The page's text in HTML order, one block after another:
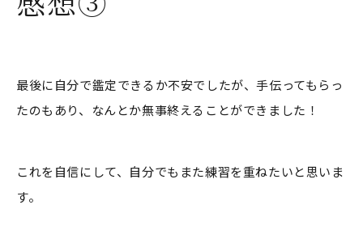
最後に自分で鑑定できるか不安でしたが、手伝ってもらっ
たのもあり、なんとか無事終えることができました！
これを自信にして、自分でもまた練習を重ねたいと思いま
す。